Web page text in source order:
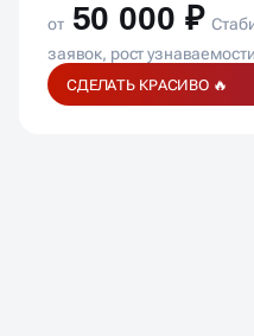
от 50 000 ₽
заявок, рост узнаваемости